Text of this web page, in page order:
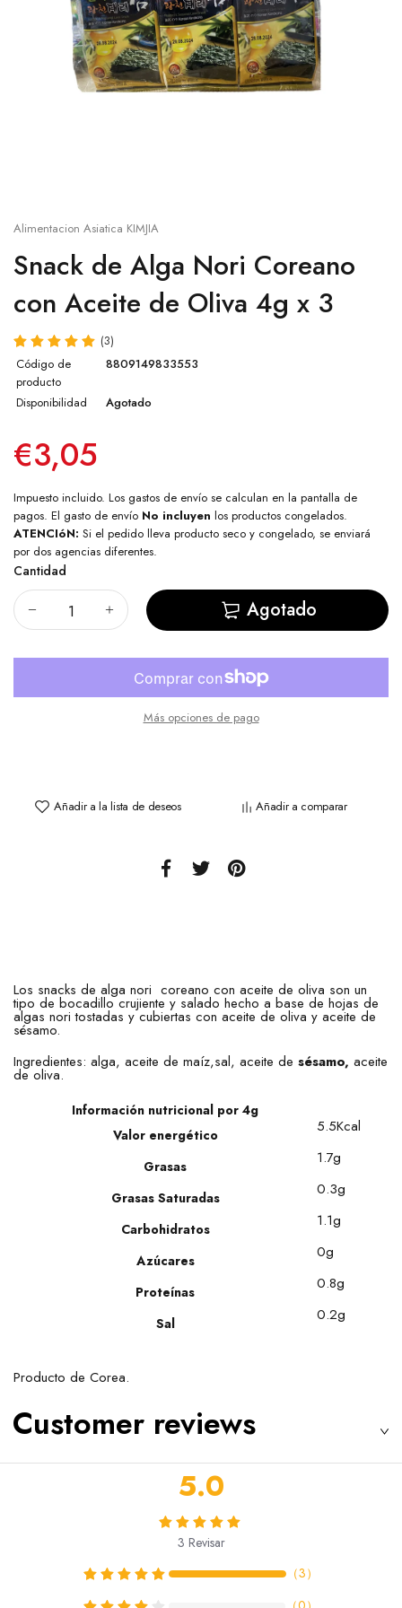
Alimentacion Asiatica KIMJIA
Snack de Alga Nori Coreano
con Aceite de Oliva 4g x 3
(3)
Código de
producto
8809149833553
Disponibilidad Agotado
€3,05
Impuesto incluido. Los gastos de envío se calculan en la pantalla de
pagos. El gasto de envío No incluyen los productos congelados.
ATENCIóN: Si el pedido lleva producto seco y congelado, se enviará
por dos agencias diferentes.
Cantidad
Agotado
Más opciones de pago
Añadir a la lista de deseos Añadir a comparar
Los snacks de alga nori coreano con aceite de oliva son un
tipo de bocadillo crujiente y salado hecho a base de hojas de
algas nori tostadas y cubiertas con aceite de oliva y aceite de
sésamo.
Ingredientes: alga, aceite de maíz,sal, aceite de sésamo, aceite
de oliva.
Información nutricional por 4g
Valor energético
5.5Kcal
Grasas 1.7g
Grasas Saturadas 0.3g
Carbohidratos 1.1g
Azúcares 0g
Proteínas 0.8g
Sal 0.2g
Producto de Corea.
Customer reviews
5.0
3 Revisar
（3）
Salsa sésamo
Caldo Concentrado para Ramen
Salsa Lee Kum Kee
Otras salsas